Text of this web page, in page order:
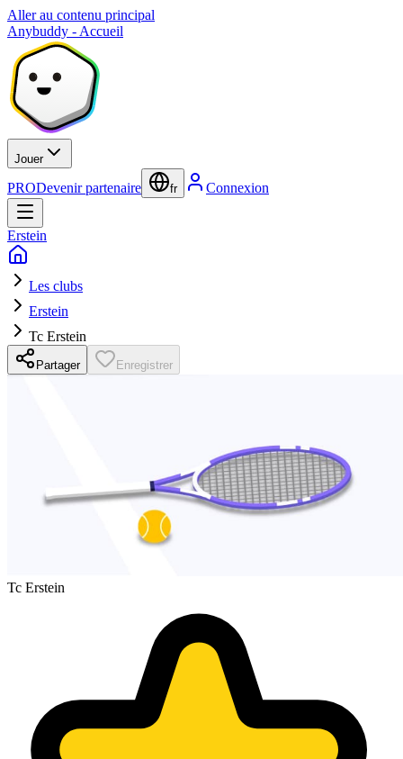
Aller au contenu principal
Anybuddy - Accueil
Jouer
PRODevenir partenaire fr Connexion
Erstein
Les clubs
Erstein
Tc Erstein
Partager Enregistrer
Tc Erstein